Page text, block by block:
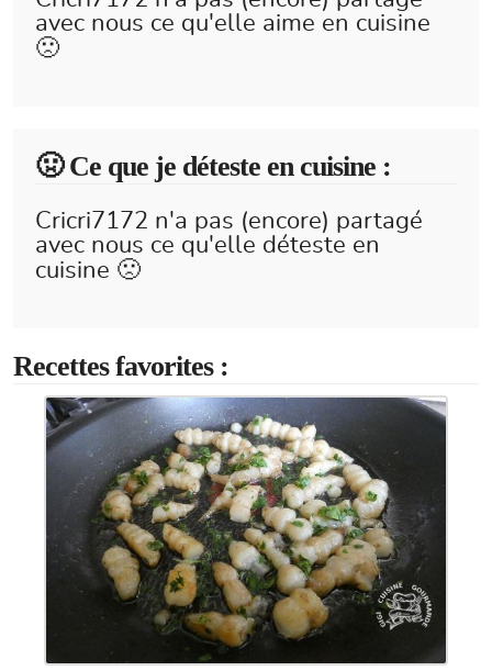
avec nous ce qu'elle aime en cuisine
🙁
🤢 Ce que je déteste en cuisine :
Cricri7172 n'a pas (encore) partagé
avec nous ce qu'elle déteste en
cuisine 🙁
Recettes favorites :